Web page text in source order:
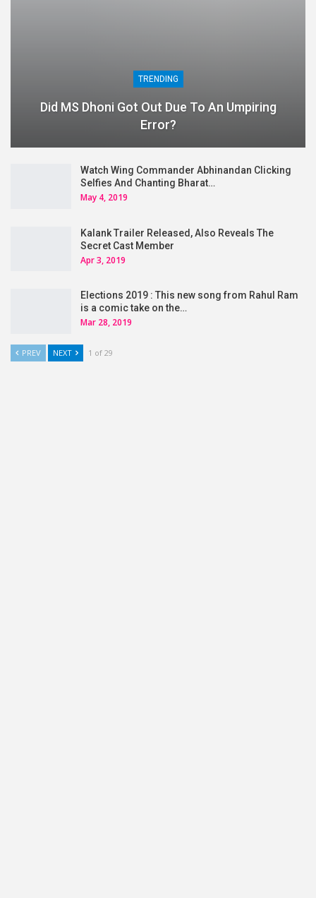
TRENDING
Did MS Dhoni Got Out Due To An Umpiring
Error?
Watch Wing Commander Abhinandan Clicking
Selfies And Chanting Bharat…
May 4, 2019
Kalank Trailer Released, Also Reveals The
Secret Cast Member
Apr 3, 2019
Elections 2019 : This new song from Rahul Ram
is a comic take on the…
Mar 28, 2019
PREV NEXT 1 of 29